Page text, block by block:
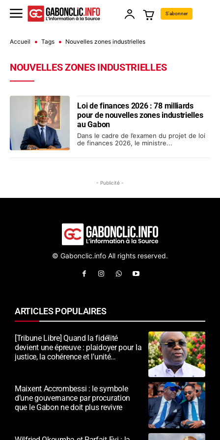
S'abonner
Accueil Tags Nouvelles zones industrielles
NOUVELLES ZONES INDUSTRIELLES
Loi de finances 2026 : 78 milliards
pour de nouvelles zones industrielles
au Gabon
Dans le cadre de l’examen du projet de loi
de finances 2026, le ministre...
- Publicité -
© Gabonclic.info All rights reserved.
ARTICLES POPULAIRES
[Tribune Libre] Quand la fidélité
devient une épreuve : plaidoyer pour la
justice, la cohérence et l’unité
Maixent Accrombessi : le symbole
d’une gouvernance par procuration
que le Gabon ne doit plus revivre